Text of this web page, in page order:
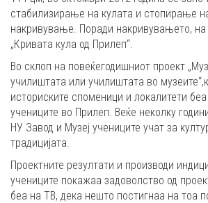
стабилизирање на кулата и стопирање
накривување. Поради накривувањето, на
„Кривата кула од Прилеп“.
Во склоп на повеќегодишниот проект
училиштата или училиштата во
историските споменици и локалитети
учениците во Прилеп. Веќе неколку
НУ Завод и Музеј учениците учат за
традицијата.
Проектните резултати и производи
учениците покажаа задоволство од
беа на ТВ, дека нешто постигнаа на тоа